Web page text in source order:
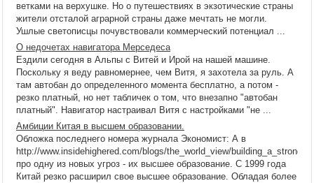
ветками на верхушке. Но о путешествиях в экзотические страны
жители отсталой аграрной страны даже мечтать не могли.
Ушлые светописцы почувствовали коммерческий потенциал ...
О недочетах навигатора Мерседеса
Ездили сегодня в Альпы с Витей и Ирой на нашей машине.
Поскольку я веду равномернее, чем Витя, я захотела за руль. А
там автобан до определенного момента бесплатно, а потом -
резко платный, но нет табличек о том, что внезапно "автобан
платный". Навигатор настраивал Витя с настройками "не ...
Амбиции Китая в высшем образовании.
Обложка последнего номера журнала Экономист: А в
http://www.insidehighered.com/blogs/the_world_view/
про одну из новых угроз - их высшее образование. С 1999 года
Китай резко расширил свое высшее образование. Обладая более